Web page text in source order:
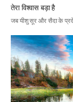
तेरा विश्वास बड़ा है
जब यीशु सूर और सैदा के